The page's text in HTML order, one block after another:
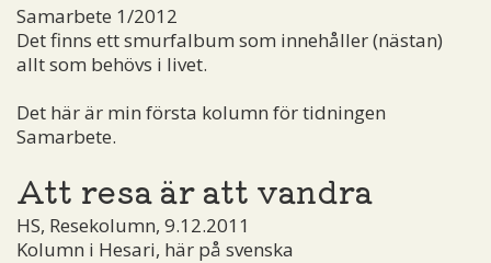
Samarbete 1/2012
Det finns ett smurfalbum som innehåller (nästan)
allt som behövs i livet.
Det här är min första kolumn för tidningen
Samarbete.
Att resa är att vandra
HS, Resekolumn, 9.12.2011
Kolumn i Hesari, här på svenska